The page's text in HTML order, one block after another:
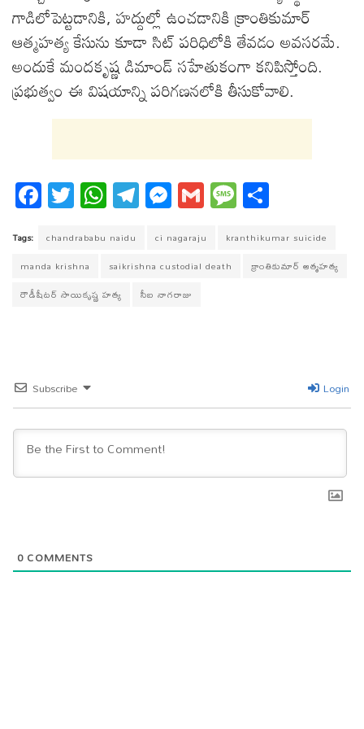
గాడిలోపెట్టడానికి, హద్దుల్లో ఉంచడానికి క్రాంతికుమార్
ఆత్మహత్య కేసును కూడా సిట్ పరిధిలోకి తేవడం అవసరమే.
అందుకే మందకృష్ణ డిమాండ్ సహేతుకంగా కనిపిస్తోంది.
ప్రభుత్వం ఈ విషయాన్ని పరిగణనలోకి తీసుకోవాలి.
Fa
ce
bo
ok
T
wi
tt
er
W
ha
ts
A
pp
T
el
eg
ra
m
M
es
se
ng
er
G
m
ail
M
es
sa
ge
re
Tags: chandrababu naidu ci nagaraju
kranthikumar suicide
manda krishna
saikrishna custodial death
క్రాంతికుమార్ ఆత్మహత్య
రౌడీషీటర్ సాయికృష్ణ హత్య
సీఐ నాగరాజు
Subscribe Login
0COMMENTS